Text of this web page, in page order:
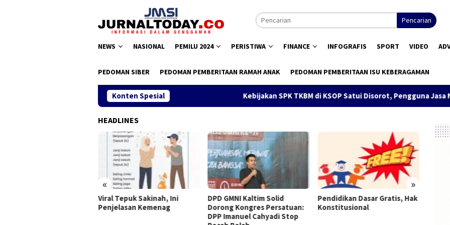
Pencarian
NEWS NASIONAL PEMILU 2024 PERISTIWA FINANCE INFOGRAFIS SPORT VIDEO
PEDOMAN SIBER PEDOMAN PEMBERITAAN RAMAH ANAK PEDOMAN PEMBERITAAN ISU KEBERAGAMAN
Konten Spesial Kebijakan SPK TKBM di KSOP Satui Disorot, Pengguna Jasa Nilai
HEADLINES
« »
Viral Tepuk Sakinah, Ini
Penjelasan Kemenag
DPD GMNI Kaltim Solid
Dorong Kongres Persatuan:
DPP Imanuel Cahyadi Stop
Pendidikan Dasar Gratis, Hak
Konstitusional